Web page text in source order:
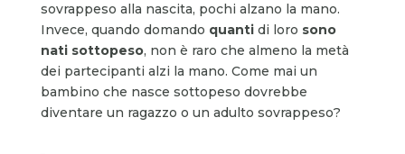
sovrappeso alla nascita, pochi alzano la mano.
Invece, quando domando quanti di loro sono
nati sottopeso, non è raro che almeno la metà
dei partecipanti alzi la mano. Come mai un
bambino che nasce sottopeso dovrebbe
diventare un ragazzo o un adulto sovrappeso?